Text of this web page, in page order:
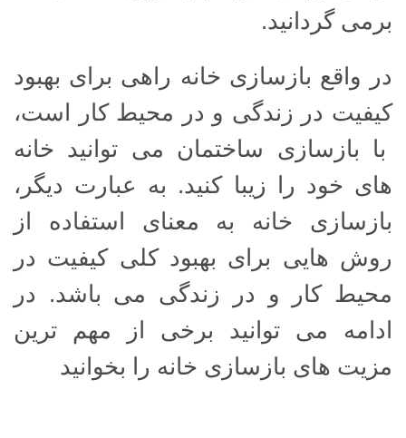
برمی گردانید.
در واقع بازسازی خانه راهی برای بهبود
کیفیت در زندگی و در محیط کار است،
با بازسازی ساختمان می توانید خانه
های خود را زیبا کنید. به عبارت دیگر،
بازسازی خانه به معنای استفاده از
روش هایی برای بهبود کلی کیفیت در
محیط کار و در زندگی می باشد. در
ادامه می توانید برخی از مهم ترین
مزیت های بازسازی خانه را بخوانید